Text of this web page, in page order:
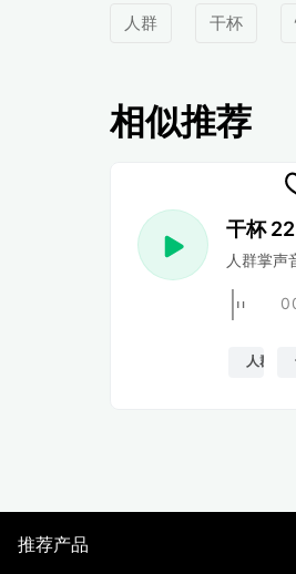
人群 干杯
相似推荐
干杯 22
人群掌声
人群
推荐产品